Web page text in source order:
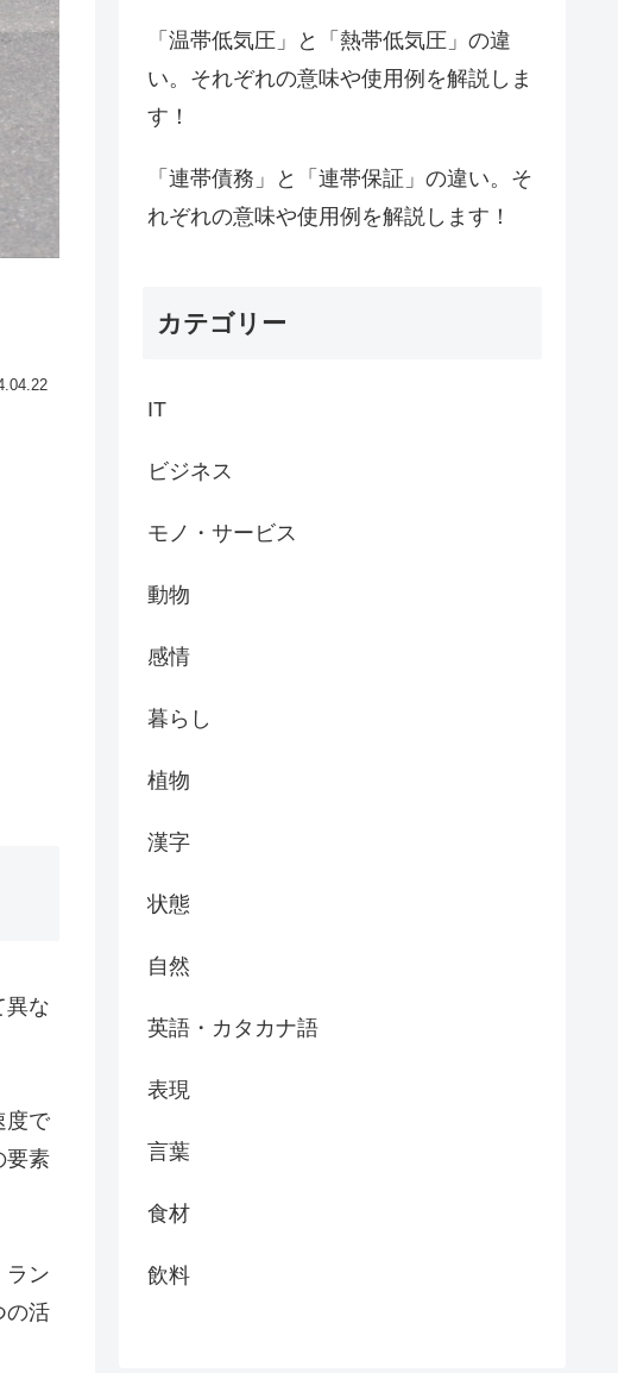
異な
度で
要素
ラン
の活
「温帯低気圧」と「熱帯低気圧」の違
い。それぞれの意味や使用例を解説しま
す！
「連帯債務」と「連帯保証」の違い。そ
れぞれの意味や使用例を解説します！
カテゴリー
IT
ビジネス
モノ・サービス
動物
感情
暮らし
植物
漢字
状態
自然
英語・カタカナ語
表現
言葉
食材
飲料